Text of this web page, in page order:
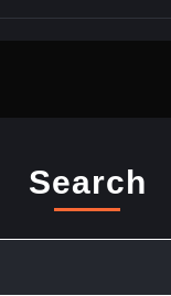
Search